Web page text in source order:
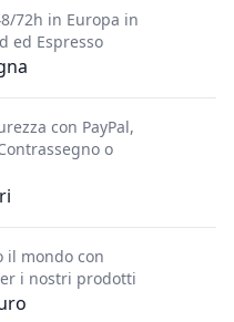
72h in Europa in
ed Espresso
con PayPal,
o
il mondo con
i nostri prodotti